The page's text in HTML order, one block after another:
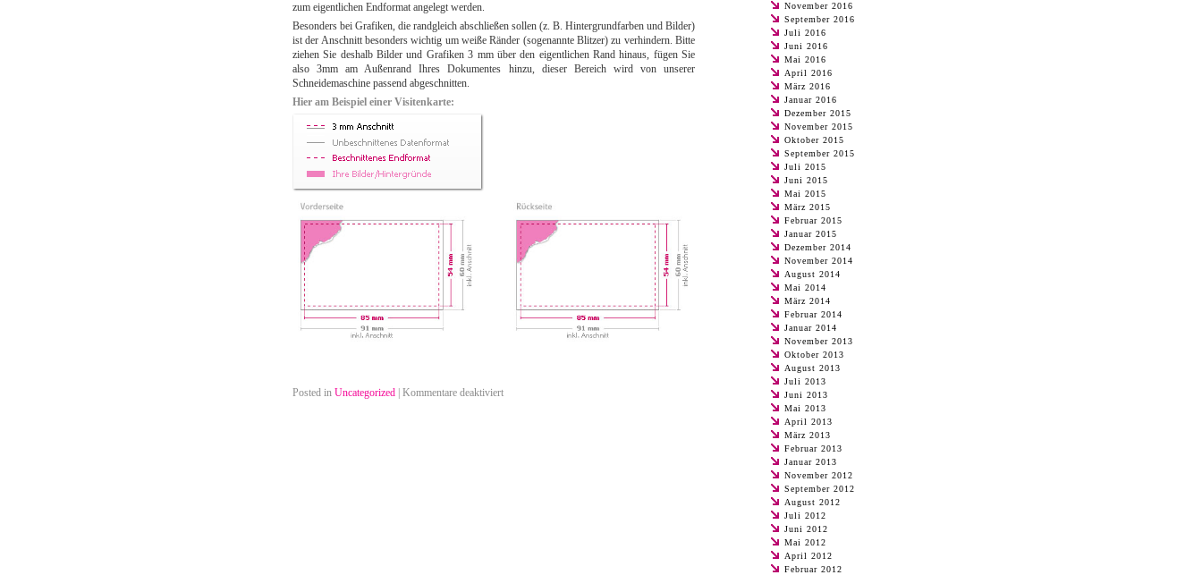
zum eigentlichen Endformat angelegt werden.
Besonders bei Grafiken, die randgleich abschließen sollen (z. B. Hintergrundfarben und Bilder)
ist der Anschnitt besonders wichtig um weiße Ränder (sogenannte Blitzer) zu verhindern. Bitte
ziehen Sie deshalb Bilder und Grafiken 3 mm über den eigentlichen Rand hinaus, fügen Sie
also 3mm am Außenrand Ihres Dokumentes hinzu, dieser Bereich wird von unserer
Schneidemaschine passend abgeschnitten.
Hier am Beispiel einer Visitenkarte:
Posted in Uncategorized Kommentare deaktiviertfür
November 2016
September 2016
Juli 2016
Juni 2016
Mai 2016
April 2016
März 2016
Januar 2016
Dezember 2015
November 2015
Oktober 2015
September 2015
Juli 2015
Juni 2015
Mai 2015
März 2015
Februar 2015
Januar 2015
Dezember 2014
November 2014
August 2014
Mai 2014
März 2014
Februar 2014
Januar 2014
November 2013
Oktober 2013
August 2013
Juli 2013
Juni 2013
Mai 2013
April 2013
März 2013
Februar 2013
Januar 2013
November 2012
September 2012
August 2012
Juli 2012
Juni 2012
Mai 2012
April 2012
Februar 2012